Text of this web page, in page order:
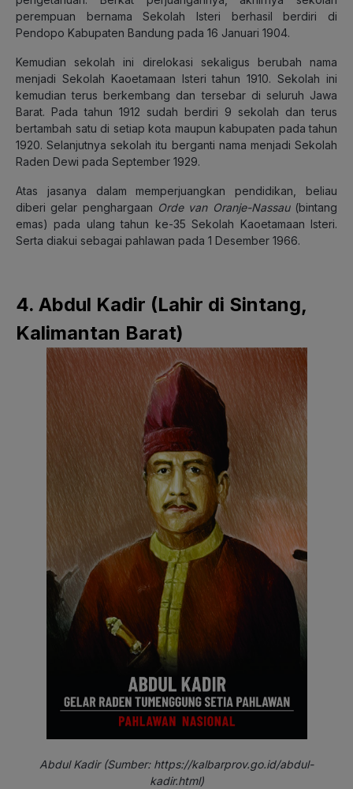
perempuan bernama Sekolah Isteri berhasil berdiri di
Pendopo Kabupaten Bandung pada 16 Januari 1904.
Kemudian sekolah ini direlokasi sekaligus berubah nama
menjadi Sekolah Kaoetamaan Isteri tahun 1910. Sekolah ini
kemudian terus berkembang dan tersebar di seluruh Jawa
Barat. Pada tahun 1912 sudah berdiri 9 sekolah dan terus
bertambah satu di setiap kota maupun kabupaten pada tahun
1920.Selanjutnya sekolah itu berganti nama menjadi Sekolah
Raden Dewi pada September 1929.
Atas jasanya dalam memperjuangkan pendidikan, beliau
diberi gelar penghargaan Orde van Oranje-Nassau(bintang
emas) pada ulang tahun ke-35 Sekolah Kaoetamaan Isteri.
Serta diakui sebagai pahlawan pada 1 Desember 1966.
4. Abdul Kadir (Lahir di Sintang,
Kalimantan Barat)
Abdul Kadir (Sumber: https://kalbarprov.go.id/abdul-
kadir.html)